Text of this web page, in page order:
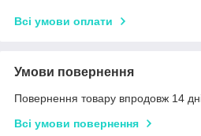
Всі умови оплати
Умови повернення
Повернення товару впродовж 14
Всі умови повернення